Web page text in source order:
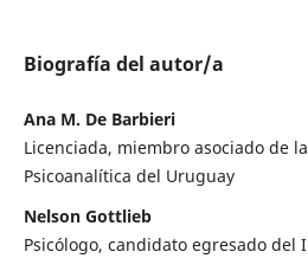
Biografía del autor/a
Ana M. De Barbieri
Licenciada, miembro asociado de
Psicoanalítica del Uruguay
Nelson Gottlieb
Psicólogo, candidato egresado